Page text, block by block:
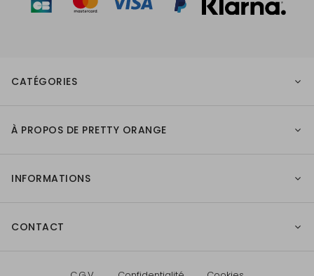
CATÉGORIES
À PROPOS DE PRETTY ORANGE
INFORMATIONS
CONTACT